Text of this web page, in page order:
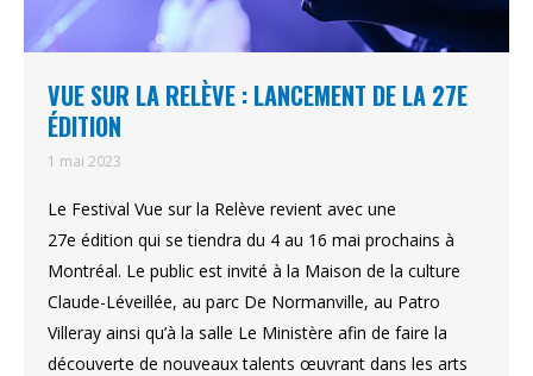
VUE SUR LA RELÈVE : LANCEMENT DE LA 27E
ÉDITION
1 mai 2023
Le Festival Vue sur la Relève revient avec une
27e édition qui se tiendra du 4 au 16 mai prochains à
Montréal. Le public est invité à la Maison de la culture
Claude-Léveillée, au parc De Normanville, au Patro
Villeray ainsi qu’à la salle Le Ministère afin de faire la
découverte de nouveaux talents œuvrant dans les arts